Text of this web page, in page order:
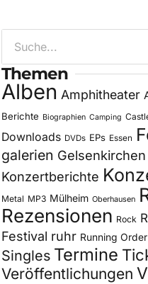
Themen
Alben Amphitheater
Berichte Biographien Camping
Downloads DVDs EPs Essen
galerien Gelsenkirchen
Konzertberichte
Metal MP3 Mülheim Oberhausen
Rezensionen Rock
Festival ruhr Running Order
Singles Termine
Veröffentlichungen